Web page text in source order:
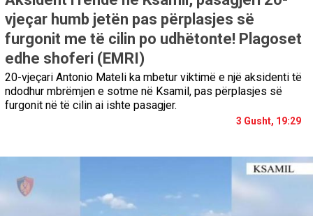
vjeçar humb jetën pas përplasjes së
furgonit me të cilin po udhëtonte! Plagoset
edhe shoferi (EMRI)
20-vjeçari Antonio Mateli ka mbetur viktimë e një aksidenti të
ndodhur mbrëmjen e sotme në Ksamil, pas përplasjes së
furgonit në të cilin ai ishte pasagjer.
3 Gusht, 19:29